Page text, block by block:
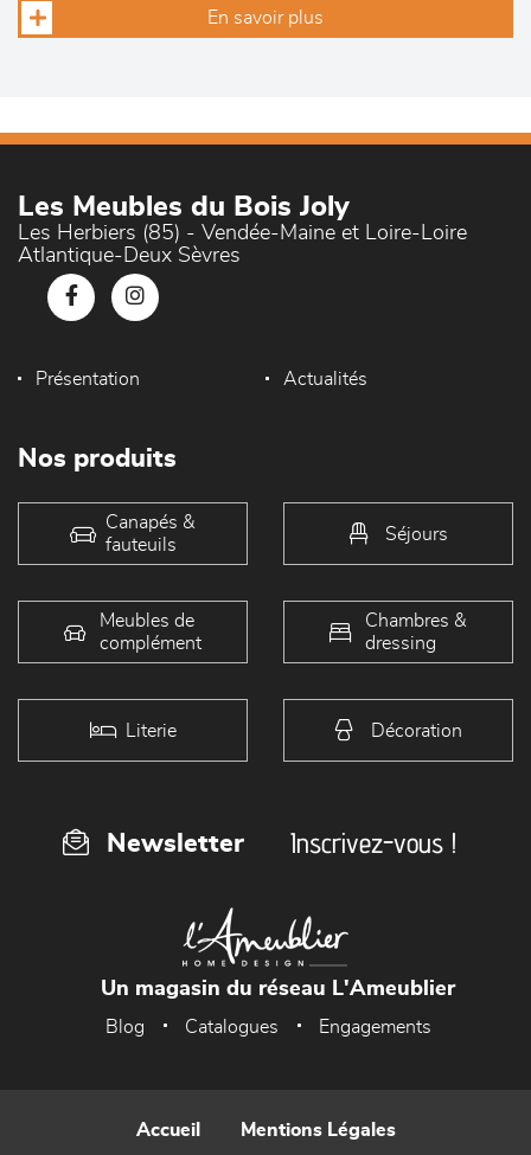
En savoir plus
Les Meubles du Bois Joly
Les Herbiers (85) - Vendée-Maine et Loire-Loire
Atlantique-Deux Sèvres
Présentation Actualités
Nos produits
Canapés &
fauteuils
Séjours
Meubles de
complément
Chambres &
dressing
Literie Décoration
Newsletter Inscrivez-vous !
Un magasin du réseau L'Ameublier
Blog Catalogues Engagements
Accueil Mentions Légales